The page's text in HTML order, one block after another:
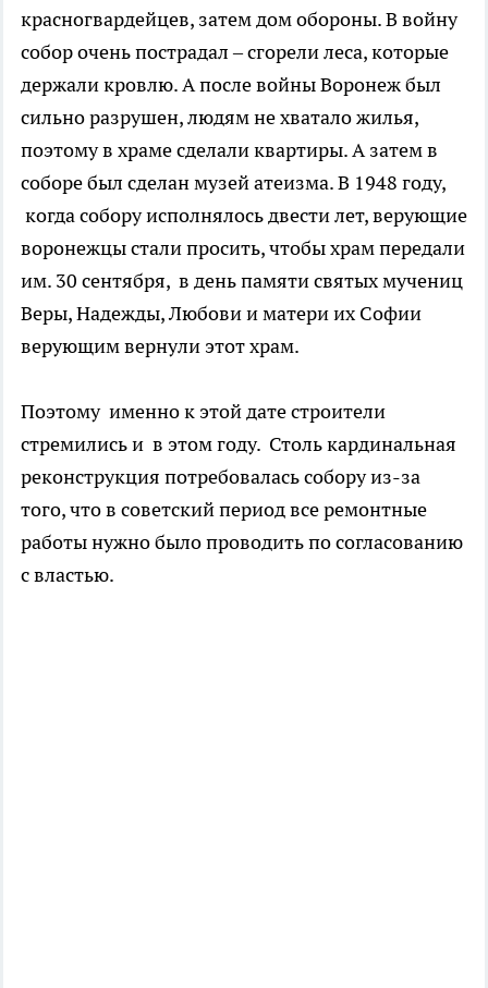
красногвардейцев, затем дом обороны. В войну
собор очень пострадал – сгорели леса, которые
держали кровлю. А после войны Воронеж был
сильно разрушен, людям не хватало жилья,
поэтому в храме сделали квартиры. А затем в
соборе был сделан музей атеизма. В 1948 году,
когда собору исполнялось двести лет, верующие
воронежцы стали просить, чтобы храм передали
им. 30 сентября, в день памяти святых мучениц
Веры, Надежды, Любови и матери их Софии
верующим вернули этот храм.
Поэтому именно к этой дате строители
стремились и в этом году. Столь кардинальная
реконструкция потребовалась собору из-за
того, что в советский период все ремонтные
работы нужно было проводить по согласованию
с властью.